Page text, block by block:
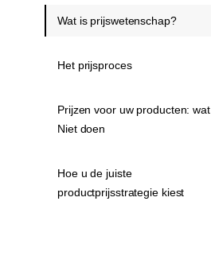
Wat is prijswetenschap?
Het prijsproces
Prijzen voor uw producten: wat
Niet doen
Hoe u de juiste
productprijsstrategie kiest